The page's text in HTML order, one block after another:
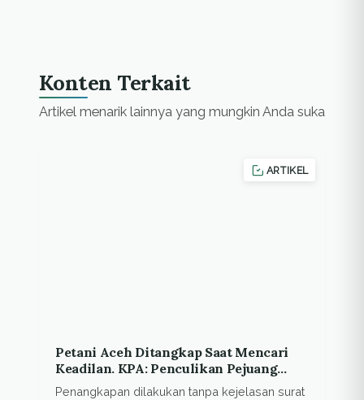
Konten Terkait
Artikel menarik lainnya yang mungkin Anda suka
ARTIKEL
Petani Aceh Ditangkap Saat Mencari
Keadilan. KPA: Penculikan Pejuang
Agraria!
Penangkapan dilakukan tanpa kejelasan surat